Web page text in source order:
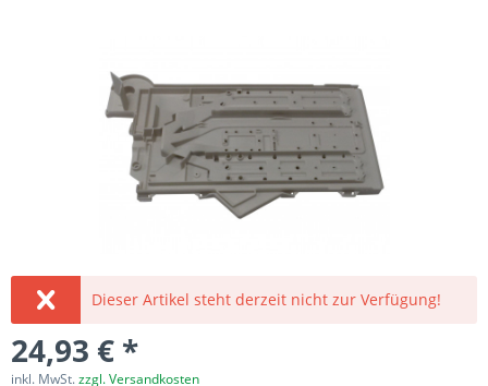
Dieser Artikel steht derzeit nicht zur Verfügung!
24,93 € *
inkl. MwSt.zzgl. Versandkosten